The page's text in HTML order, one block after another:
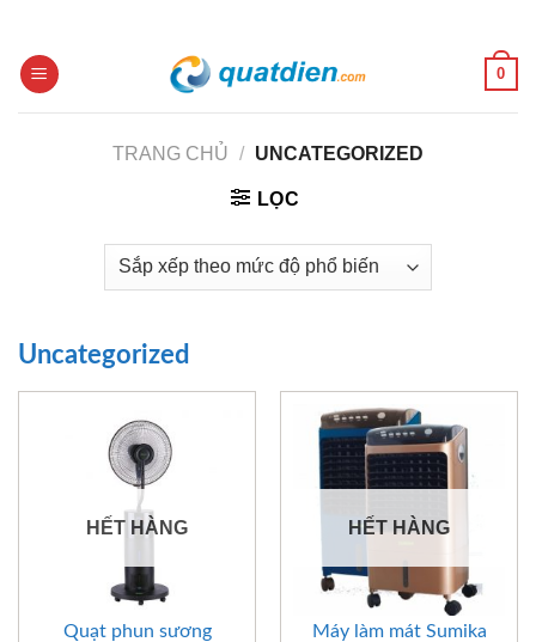
content
0
TRANG CHỦ / UNCATEGORIZED
LỌC
Uncategorized
HẾT HÀNG
Quạt phun sương
HẾT HÀNG
Máy làm mát Sumika